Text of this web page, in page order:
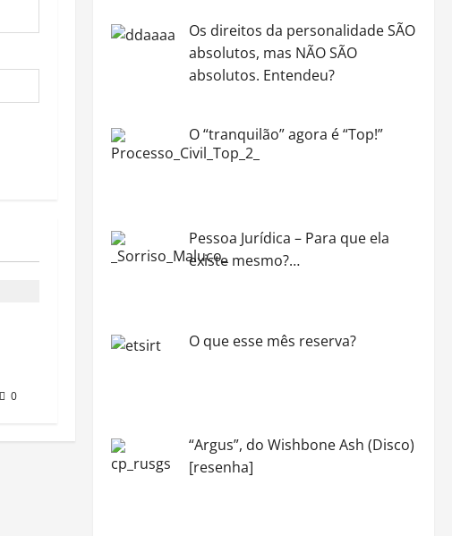
0
Os direitos da personalidade SÃO
absolutos, mas NÃO SÃO
absolutos. Entendeu?
O “tranquilão” agora é “Top!”
Pessoa Jurídica – Para que ela
existe mesmo?…
O que esse mês reserva?
“Argus”, do Wishbone Ash (Disco)
[resenha]